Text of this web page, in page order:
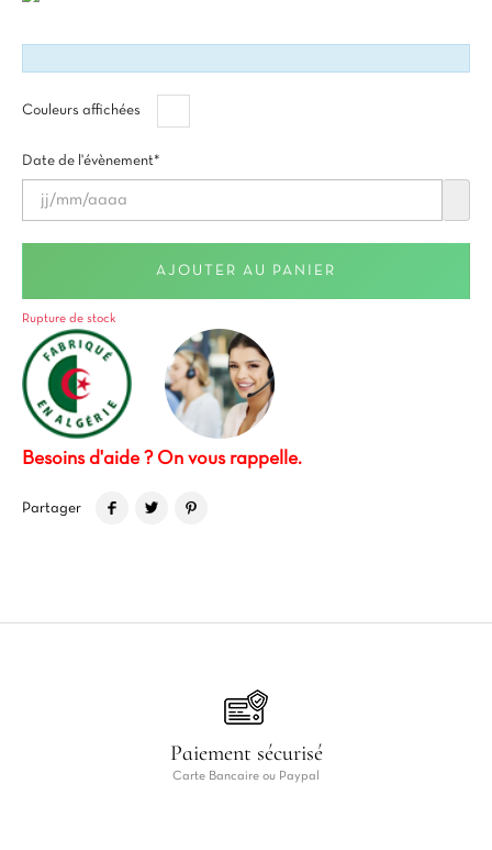
Couleurs affichées
Date de l'évènement*
AJOUTER AU PANIER
Rupture de stock
Besoins d'aide ? On vous rappelle.
Partager
Paiement sécurisé
Carte Bancaire ou Paypal